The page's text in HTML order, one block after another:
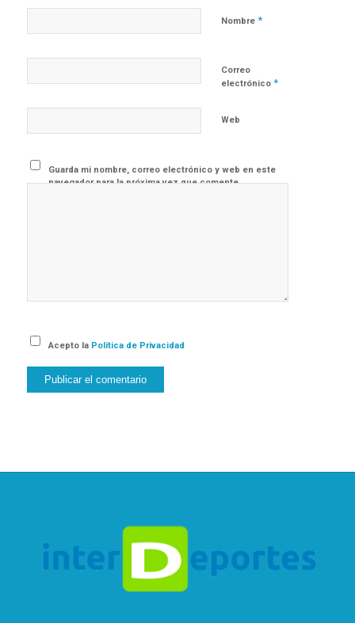
Nombre *
Correo
electrónico *
Web
Guarda mi nombre, correo electrónico y web en este
navegador para la próxima vez que comente.
Acepto la Política de Privacidad